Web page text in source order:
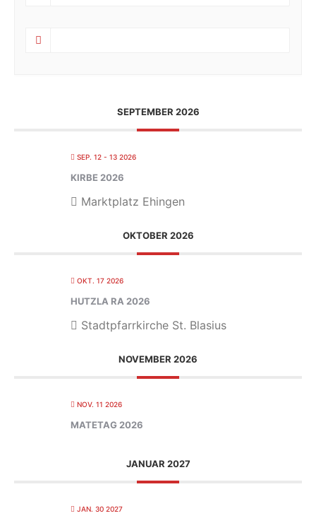
SEPTEMBER 2026
SEP. 12 - 13 2026
KIRBE 2026
Marktplatz Ehingen
OKTOBER 2026
OKT. 17 2026
HUTZLA RA 2026
Stadtpfarrkirche St. Blasius
NOVEMBER 2026
NOV. 11 2026
MATETAG 2026
JANUAR 2027
JAN. 30 2027